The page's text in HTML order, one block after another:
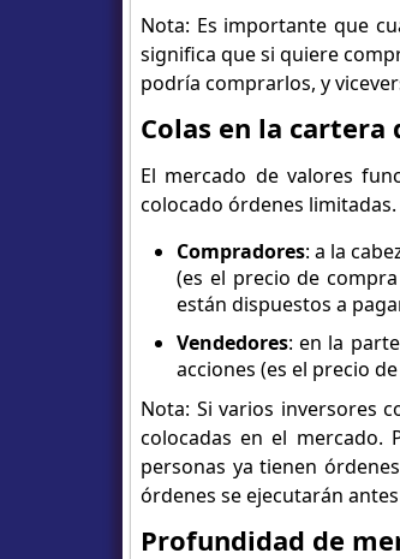
Nota: Es importante que
significa que si quiere
podría comprarlos, y
Colas en la cartera
El mercado de valores
colocado órdenes limitadas.
Compradores: a la
(es el precio de
están dispuestos a
Vendedores: en la
acciones (es el precio
Nota: Si varios inversores
colocadas en el mercado.
personas ya tienen
órdenes se ejecutarán
Profundidad de